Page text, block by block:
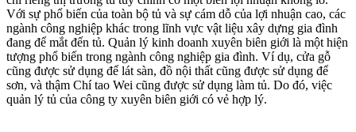
Với sự phổ biến của toàn bộ tủ và sự cám dỗ của lợi nhuận cao, các
ngành công nghiệp khác trong lĩnh vực vật liệu xây dựng gia đình
đang để mắt đến tủ. Quản lý kinh doanh xuyên biên giới là một hiện
tượng phổ biến trong ngành công nghiệp gia đình. Ví dụ, cửa gỗ
cũng được sử dụng để lát sàn, đồ nội thất cũng được sử dụng để
sơn, và thậm Chí tao Wei cũng được sử dụng làm tủ. Do đó, việc
quản lý tủ của công ty xuyên biên giới có vẻ hợp lý.